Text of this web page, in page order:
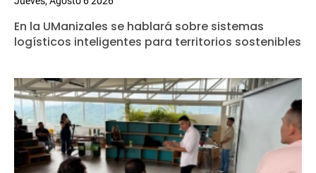
En la UManizales se hablará sobre sistemas
logísticos inteligentes para territorios sostenibles